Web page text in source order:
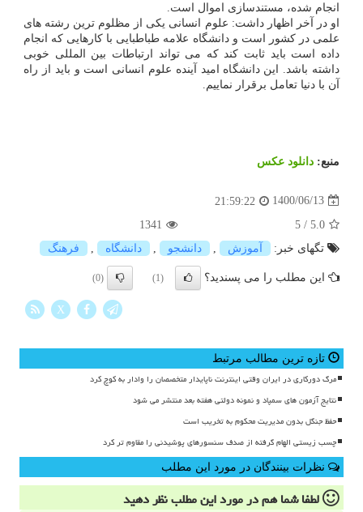
انجام شده، مستندسازی اموال است.
او در آخر اظهار داشت: علوم انسانی یکی از مظلوم ترین رشته های
علمی در کشور است و دانشگاه علامه طباطبایی با کارهایی که انجام
داده است باید ثابت کند که می تواند ارتباطات بین المللی خوبی
داشته باشد. این دانشگاه امید آینده علوم انسانی است و باید از راه
آن با دنیا تعامل برقرار نماییم.
منبع: دانلود عكس
1400/06/13
21:59:22
5.0
/
5
1341
تگهای خبر:
آموزش دانشجو دانشگاه فرهنگ
این مطلب را می پسندید؟ (1)
(0)
X
تازه ترین مطالب مرتبط
مرگ دورکاری در ایران وقتی اینترنت ناپایدار متخصصان را وادار به کوچ کرد
نتایج آزمون های سمپاد و نمونه دولتی هفته بعد منتشر می شود
حفظ جنگل بدون مدیریت محکوم به تخریب است
چسب زیستی الهام گرفته از صدف سنسورهای پوشیدنی را مقاوم تر کرد
نظرات بینندگان در مورد این مطلب
لطفا شما همدر مورد این مطلبنظر دهید